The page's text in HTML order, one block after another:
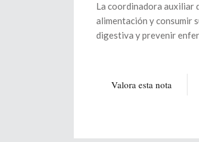
La coordinadora auxiliar
alimentación y consumir
digestiva y prevenir
Valora esta nota